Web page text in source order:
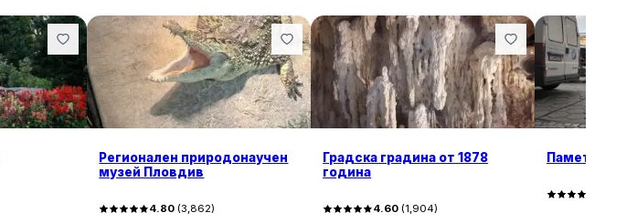
Регионален природонаучен
музей Пловдив
4.80 (3,862)
Градска градина от 1878
година
4.60 (1,904)
Паметник